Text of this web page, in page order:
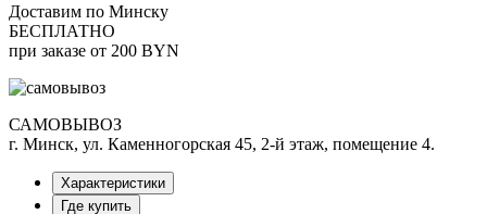
Доставим по Минску
БЕСПЛАТНО
при заказе от 200 BYN
САМОВЫВОЗ
г. Минск, ул. Каменногорская 45, 2-й этаж, помещение 4.
Характеристики
Где купить